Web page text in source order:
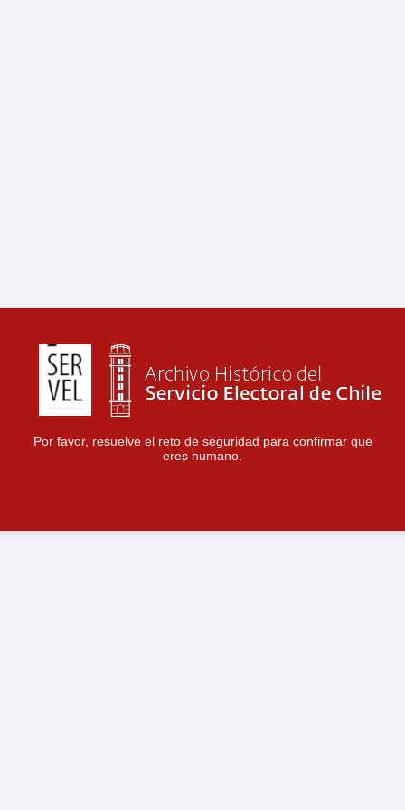
Por favor, resuelve el reto de seguridad para confirmar que
eres humano.